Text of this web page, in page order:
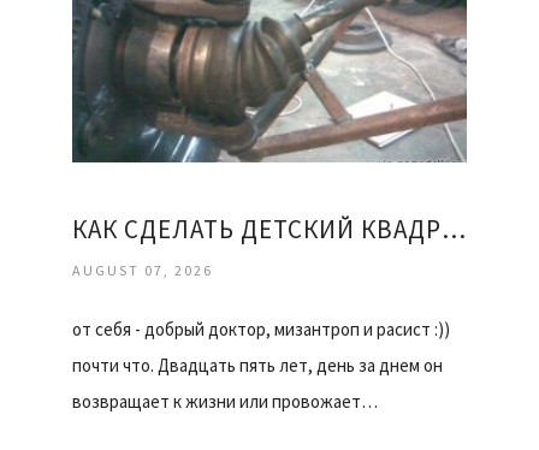
КАК СДЕЛАТЬ ДЕТСКИЙ КВАДРОЦИКЛ СВОИМИ РУКАМИ
AUGUST 07, 2026
от себя - добрый доктор, мизантроп и расист :))
почти что. Двадцать пять лет, день за днем он
возвращает к жизни или провожает…